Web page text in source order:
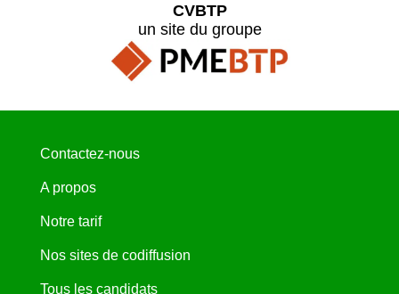
CVBTP
un site du groupe
Contactez-nous
A propos
Notre tarif
Nos sites de codiffusion
Tous les candidats